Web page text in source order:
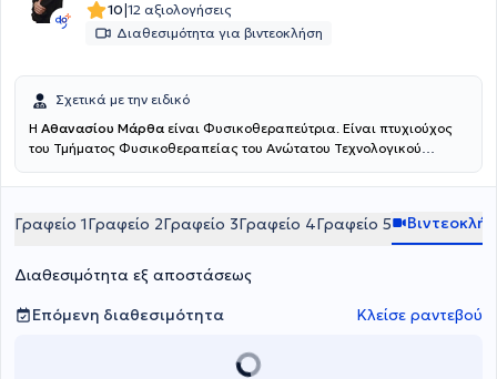
10|12 αξιολογήσεις
Διαθεσιμότητα για βιντεοκλήση
Σχετικά με την ειδικό
Η Αθανασίου Μάρθα είναι Φυσικοθεραπεύτρια. Είναι πτυχιούχος
του Τμήματος Φυσικοθεραπείας του Ανώτατου Τεχνολογικού
πρακτική της άσκηση στο Γενικό Νοσοκομείο Αττικής ΚΑΤ. Είναι
Instructor (AF Studies - PMA), στο Clinical Pilates (ΚΕΔΙΒΙΜ
Epimorfosis - ΕΟΠΠΕΠ) και ως Personal Trainer (HNFC - NASM).
Επιπλέον, είναι κάτοχος διπλώματος στον Βιοϊατρικό Βελονισμό
από το Πανεπιστήμιο Δυτικής Αττικής και έχει εκπαιδευτεί στο
Manual Therapy από σχολή πιστοποιημένη από τη Διεθνή
Ομοσπονδία Μυοσκελετικής Φυσικοθεραπείας (IFOMPT),
προβλημάτων. Αυτή την περίοδο είναι μεταπτυχιακή φοιτήτρια στην
Γραφείο 1Γραφείο 2Γραφείο 3Γραφείο 4Γραφείο 5
Διαθεσιμότητα εξ αποστάσεως
Επόμενη διαθεσιμότητα
Κλείσε ραντεβού